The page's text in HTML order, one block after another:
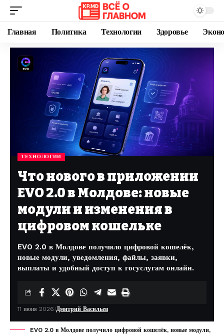
Главная Политика Технологии Здоровье
ТЕХНОЛОГИИ
Что нового в приложении
EVO 2.0 в Молдове: новые
модули и изменения в
цифровом кошельке
EVO 2.0 в Молдове получило цифровой кошелёк,
новые модули, уведомления, файлы, заявки,
выплаты и удобный доступ к госуслугам онлайн.
11 июня 2026 Дмитрий Васильев
EVO 2.0 в Молдове получило цифровой кошелёк, новые модули,